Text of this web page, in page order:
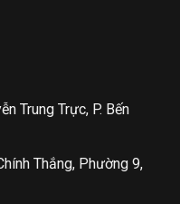
Trung Trực, P. Bến
Thắng, Phường 9,